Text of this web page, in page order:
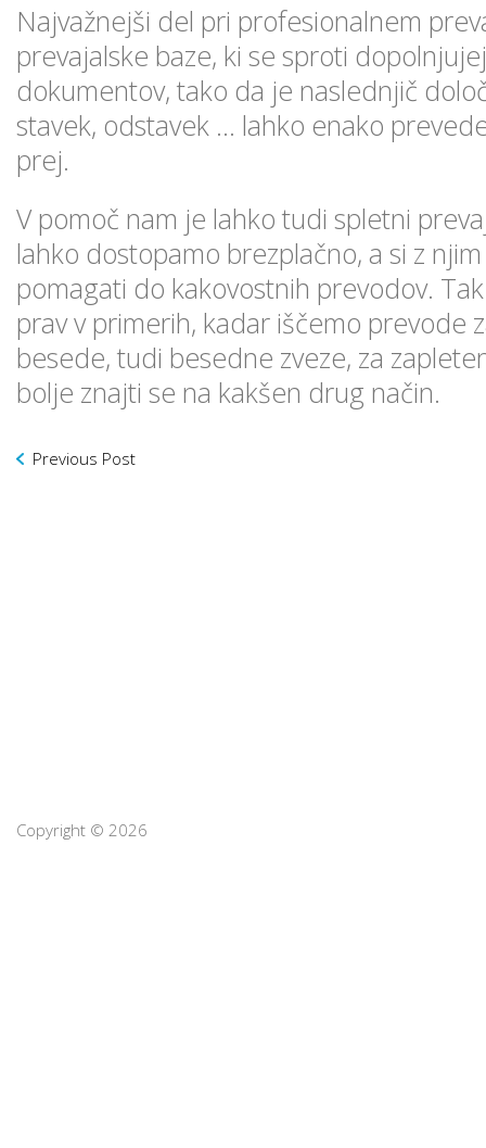
Najvažnejši del pri profesionalnem
prevajalske baze, ki se sproti
dokumentov, tako da je naslednjič
stavek, odstavek … lahko enako
prej.
V pomoč nam je lahko tudi spletni
lahko dostopamo brezplačno, a si z
pomagati do kakovostnih prevodov.
prav v primerih, kadar iščemo prevode
besede, tudi besedne zveze, za
bolje znajti se na kakšen drug način.
Previous Post
Copyright © 2026